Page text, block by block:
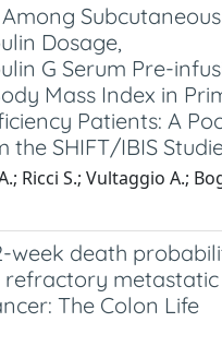
Subcutaneous
Dosage,
G Serum Pre-
Mass Index in
Patients: A
the SHIFT/IBIS
Ricci S.; Vultaggio A.;
week death
refractory metastatic
The Colon Life